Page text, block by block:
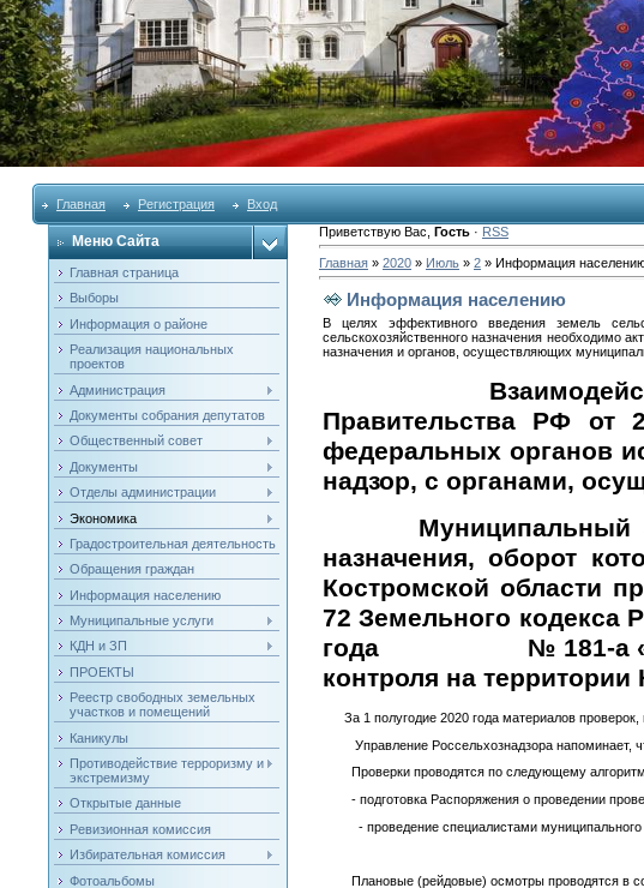
Главная Регистрация Вход
Меню Сайта
Главная страница
Выборы
Информация о районе
Реализация национальных
проектов
Администрация
Документы собрания депутатов
Общественный совет
Документы
Отделы администрации
Экономика
Градостроительная деятельность
Обращения граждан
Информация населению
Муниципальные услуги
КДН и ЗП
ПРОЕКТЫ
Реестр свободных земельных
участков и помещений
Каникулы
Противодействие терроризму и
экстремизму
Открытые данные
Ревизионная комиссия
Избирательная комиссия
Фотоальбомы
Приветствую Вас Гость· RSS
Главная» 2020 » Июль » 2» Информация
Информация населению
В целях эффективного введения земель
сельскохозяйственного назначения необходимо
назначения и органов, осуществляющих
Взаимодействие
Правительства РФ от
федеральных органов
надзор, с органами,
Муниципальный
назначения, оборот
Костромской области
72 Земельного кодекса
года № 181-а «Об
контроля на
За 1 полугодие 2020 года материалов проверок,
Управление Россельхознадзора напоминает,
Проверки проводятся по следующему
- подготовка Распоряжения о проведении
- проведение специалистами муниципального
Плановые (рейдовые) осмотры проводятся в